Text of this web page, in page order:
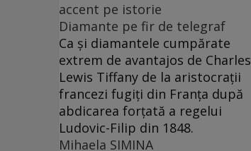
accent pe istorie
Diamante pe fir de telegraf
Ca și diamantele cumpărate
extrem de avantajos de Charles
Lewis Tiffany de la aristocrații
francezi fugiți din Franța după
abdicarea forțată a regelui
Ludovic-Filip din 1848.
Mihaela SIMINA